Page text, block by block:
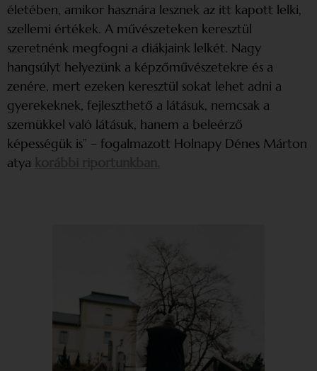
életében, amikor hasznára lesznek az itt kapott lelki,
szellemi értékek. A művészeteken keresztül
szeretnénk megfogni a diákjaink lelkét. Nagy
hangsúlyt helyezünk a képzőművészetekre és a
zenére, mert ezeken keresztül sokat lehet adni a
gyerekeknek, fejleszthető a látásuk, nemcsak a
szemükkel való látásuk, hanem a beleérző
képességük is” – fogalmazott Holnapy Dénes Márton
atya